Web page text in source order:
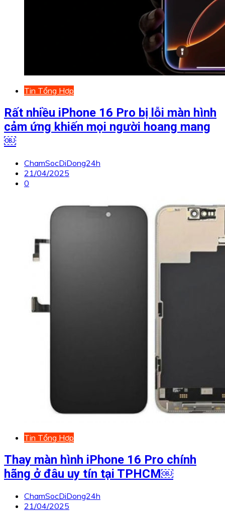
Tin Tổng Hợp
Rất nhiều iPhone 16 Pro bị lỗi màn hình
cảm ứng khiến mọi người hoang mang
￼
ChamSocDiDong24h
21/04/2025
0
Tin Tổng Hợp
Thay màn hình iPhone 16 Pro chính
hãng ở đâu uy tín tại TPHCM￼
ChamSocDiDong24h
21/04/2025